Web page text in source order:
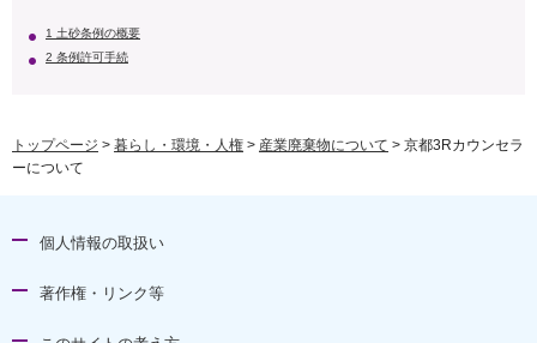
1 土砂条例の概要
2 条例許可手続
トップページ > 暮らし・環境・人権 > 産業廃棄物について > 京都3Rカウンセラ
ーについて
個人情報の取扱い
著作権・リンク等